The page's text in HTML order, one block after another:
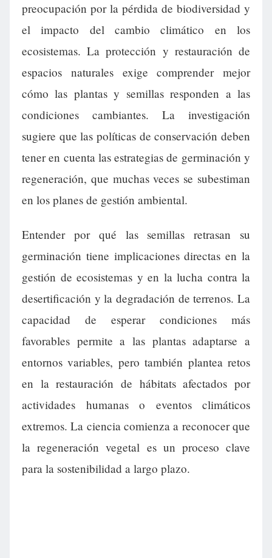
preocupación por la pérdida de biodiversidad y
el impacto del cambio climático en los
ecosistemas. La protección y restauración de
espacios naturales exige comprender mejor
cómo las plantas y semillas responden a las
condiciones cambiantes. La investigación
sugiere que las políticas de conservación deben
tener en cuenta las estrategias de germinación y
regeneración, que muchas veces se subestiman
en los planes de gestión ambiental.
Entender por qué las semillas retrasan su
germinación tiene implicaciones directas en la
gestión de ecosistemas y en la lucha contra la
desertificación y la degradación de terrenos. La
capacidad de esperar condiciones más
favorables permite a las plantas adaptarse a
entornos variables, pero también plantea retos
en la restauración de hábitats afectados por
actividades humanas o eventos climáticos
extremos. La ciencia comienza a reconocer que
la regeneración vegetal es un proceso clave
para la sostenibilidad a largo plazo.